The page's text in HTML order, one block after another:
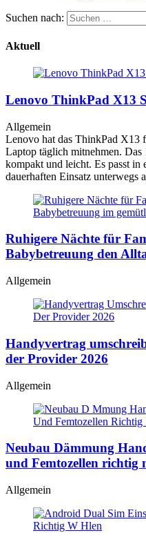
Suchen nach:
Aktuell
Lenovo ThinkPad X13
Allgemein
Lenovo hat das ThinkPad X13
Laptop täglich mitnehmen.
kompakt und leicht. Es passt in
dauerhaften Einsatz unterwegs
Ruhigere Nächte für
Babybetreuung den
Allgemein
Handyvertrag
der Provider 2026
Allgemein
Neubau Dämmung
und Femtozellen richtig
Allgemein